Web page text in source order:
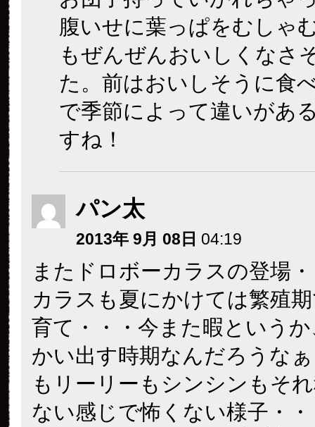
腹いせに葉っぱをむしゃ
もぜんぜんおいしくなさ
た。前はおいしそうに食
で季節によって違いがあ
すね！
パン太
2013年 9月 08日 04:19
またドロボーカラスの登場・
カラスも夏にかけては繁殖
育て・・・今また暇という
かい出す時期なんだろうな
もリーリーもシンシンもそ
ない感じで怖くない様子・